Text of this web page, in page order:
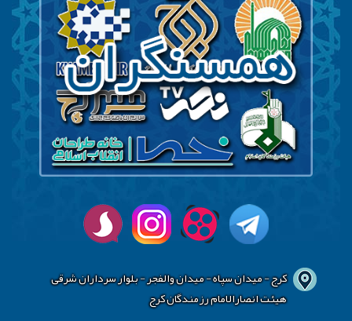
کرج - میدان سپاه - میدان والفجر - بلوار سرداران شرقی
هیئت انصارالامام رزمندگان کرج